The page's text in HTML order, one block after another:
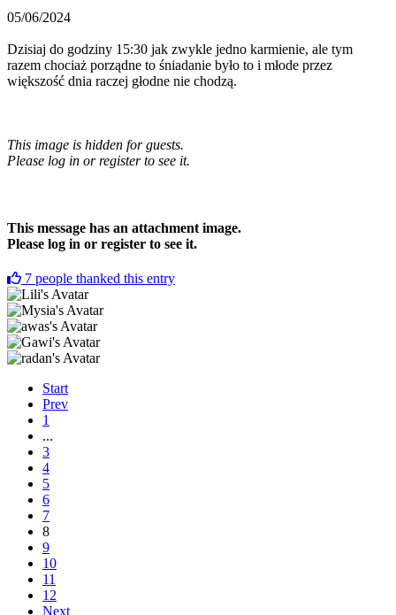
05/06/2024
Dzisiaj do godziny 15:30 jak zwykle jedno karmienie, ale tym
razem chociaż porządne to śniadanie było to i młode przez
większość dnia raczej głodne nie chodzą.
This image is hidden for guests.
Please log in or register to see it.
This message has an attachment image.
Please log in or register to see it.
7 people thanked this entry
Start
Prev
1
...
3
4
5
6
7
8
9
10
11
12
Next